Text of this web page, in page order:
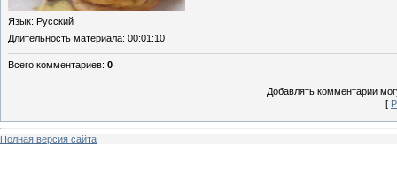
Язык: Русский
Длительность материала: 00:01:10
Всего комментариев: 0
Добавлять комментарии
[
Полная версия сайта